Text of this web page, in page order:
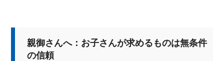
親御さんへ：お子さんが求めるものは無条件
の信頼